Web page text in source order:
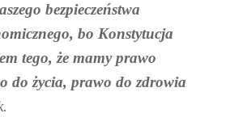
bezpieczeństwa
bo Konstytucja
tego, że mamy prawo
do życia, prawo do zdrowia